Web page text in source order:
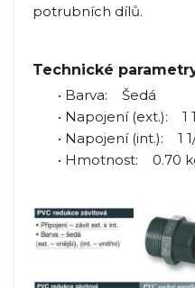
potrubních dílů.
Technické
• Barva: Šedá
• Napojení (ext.): 1
• Napojení (int.): 1
• Hmotnost: 0.70